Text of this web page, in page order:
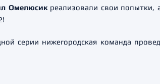
Омелюсикреализовали свои попытки,
серии нижегородская команда